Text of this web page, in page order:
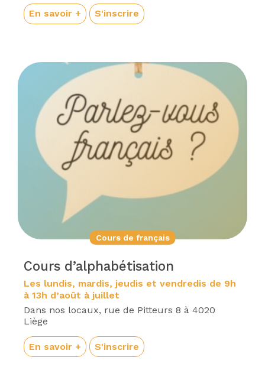
En savoir + S'inscrire
Cours de français
Cours d’alphabétisation
Les lundis, mardis, jeudis et vendredis de 9h
à 13h d’août à juillet
Dans nos locaux, rue de Pitteurs 8 à 4020
Liège
En savoir + S'inscrire